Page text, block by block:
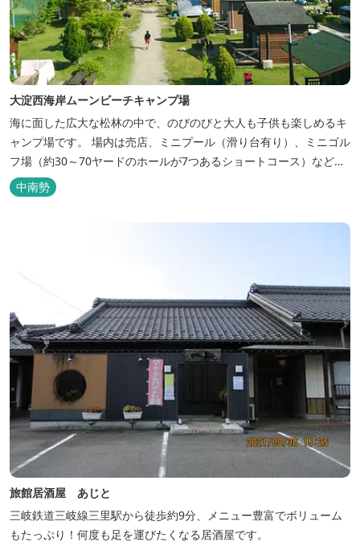
大淀西海岸ムーンビーチキャンプ場
海に面した広大な松林の中で、のびのびと大人も子供も楽しめるキ
ャンプ場です。 場内は売店、ミニプール（滑り台有り）、ミニゴル
フ場（約30～70ヤードのホールが7つあるショートコース）なども
あります。 目の前の海では、海水浴など安心して楽しめます。周辺
観光地には、伊勢志摩国立公園の玄関口にあたります。
中南勢
旅館居酒屋 あじと
三岐鉄道三岐線三里駅から徒歩約9分、メニュー豊富でボリューム
もたっぷり！何度も足を運びたくなる居酒屋です。